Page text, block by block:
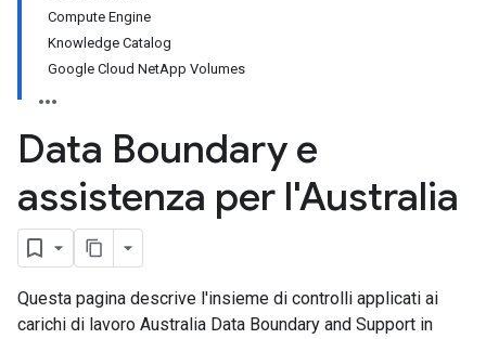
Compute Engine
Knowledge Catalog
Google Cloud NetApp Volumes
Data Boundary e
assistenza per l'Australia
Questa pagina descrive l'insieme di controlli applicati ai
carichi di lavoro Australia Data Boundary and Support in